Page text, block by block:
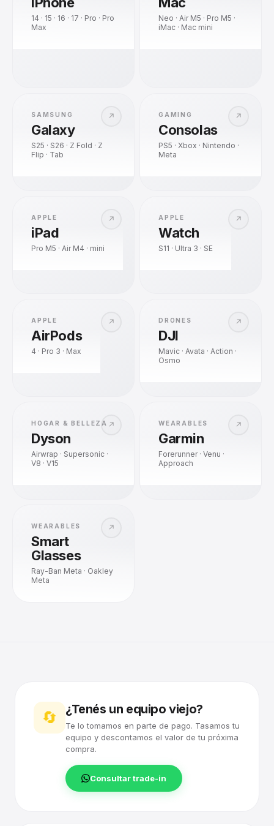
14 · 15 · 16 · 17 · Pro · Pro
Max
Neo · Air M5 · Pro M5 ·
iMac · Mac mini
↗
SAMSUNG
Galaxy
S25 · S26 · Z Fold · Z
Flip · Tab
↗
GAMING
Consolas
PS5 · Xbox · Nintendo ·
Meta
↗
APPLE
iPad
Pro M5 · Air M4 · mini
↗
APPLE
Watch
S11 · Ultra 3 · SE
↗
APPLE
AirPods
4 · Pro 3 · Max
↗
DRONES
DJI
Mavic · Avata · Action ·
Osmo
↗
HOGAR & BELLEZA
Dyson
Airwrap · Supersonic ·
V8 · V15
↗
WEARABLES
Garmin
Forerunner · Venu ·
Approach
↗
WEARABLES
Smart
Glasses
Ray-Ban Meta · Oakley
Meta
🔄 ¿Tenés un equipo viejo?
Te lo tomamos en parte de pago. Tasamos tu
equipo y descontamos el valor de tu próxima
compra.
Consultar trade-in